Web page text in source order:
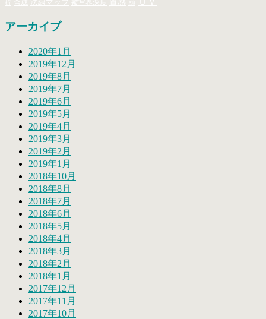
折
合成 法線マップ 被写界深度 質感
アーカイブ
2020年1月
2019年12月
2019年8月
2019年7月
2019年6月
2019年5月
2019年4月
2019年3月
2019年2月
2019年1月
2018年10月
2018年8月
2018年7月
2018年6月
2018年5月
2018年4月
2018年3月
2018年2月
2018年1月
2017年12月
2017年11月
2017年10月